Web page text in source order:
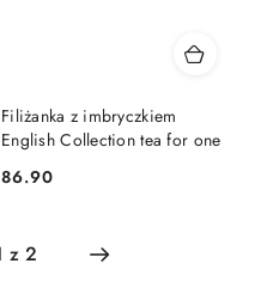
Filiżanka z imbryczkiem
English Collection tea for one
Cena:
86.90